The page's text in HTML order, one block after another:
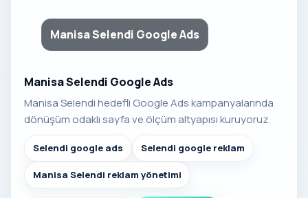
Manisa Selendi Google Ads
Manisa Selendi Google Ads
Manisa Selendi hedefli Google Ads kampanyalarında
dönüşüm odaklı sayfa ve ölçüm altyapısı kuruyoruz.
Selendi google ads Selendi google reklam
Manisa Selendi reklam yönetimi